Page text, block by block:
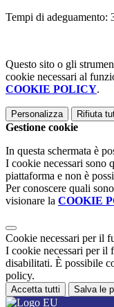
Tempi di adeguamento:
Questo sito o gli
cookie necessari al
COOKIE POLICY.
Personalizza Rifiuta
Gestione cookie
In questa schermata è
I cookie necessari sono
piattaforma e non è
Per conoscere quali
visionare la COOKIE
Cookie necessari per il
I cookie necessari per il
disabilitati. È possibile
policy.
Accetta tutti Salva le